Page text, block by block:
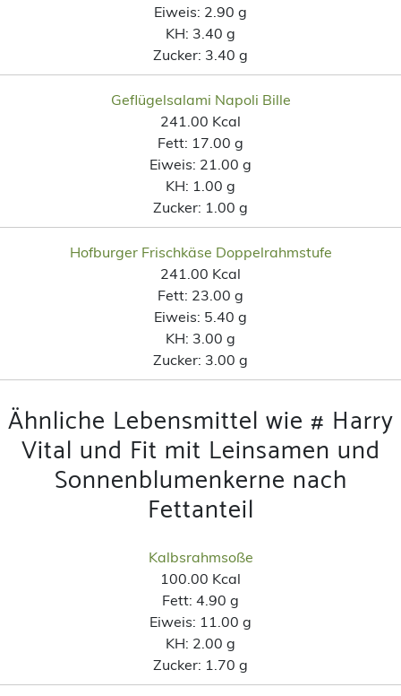
Eiweis: 2.90 g
KH: 3.40 g
Zucker: 3.40 g
Geflügelsalami Napoli Bille
241.00 Kcal
Fett: 17.00 g
Eiweis: 21.00 g
KH: 1.00 g
Zucker: 1.00 g
Hofburger Frischkäse Doppelrahmstufe
241.00 Kcal
Fett: 23.00 g
Eiweis: 5.40 g
KH: 3.00 g
Zucker: 3.00 g
Ähnliche Lebensmittel wie # Harry
Vital und Fit mit Leinsamen und
Sonnenblumenkerne nach
Fettanteil
Kalbsrahmsoße
100.00 Kcal
Fett: 4.90 g
Eiweis: 11.00 g
KH: 2.00 g
Zucker: 1.70 g